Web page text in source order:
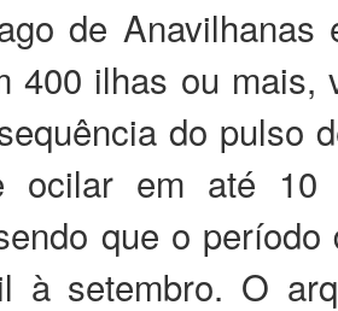
de
400 ilhas ou
do pulso
ocilar em até
que o
à setembro. O